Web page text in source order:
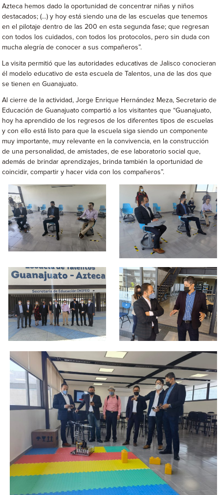
Azteca hemos dado la oportunidad de concentrar niñas y niños
destacados; (…) y hoy está siendo una de las escuelas que tenemos
en el pilotaje dentro de las 200 en esta segunda fase; que regresan
con todos los cuidados, con todos los protocolos, pero sin duda con
mucha alegría de conocer a sus compañeros”.
La visita permitió que las autoridades educativas de Jalisco conocieran
él modelo educativo de esta escuela de Talentos, una de las dos que
se tienen en Guanajuato.
Al cierre de la actividad, Jorge Enrique Hernández Meza, Secretario de
Educación de Guanajuato compartió a los visitantes que “Guanajuato,
hoy ha aprendido de los regresos de los diferentes tipos de escuelas
y con ello está listo para que la escuela siga siendo un componente
muy importante, muy relevante en la convivencia, en la construcción
de una personalidad, de amistades, de ese laboratorio social que,
además de brindar aprendizajes, brinda también la oportunidad de
coincidir, compartir y hacer vida con los compañeros”.